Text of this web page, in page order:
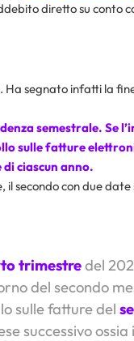
diretto su conto
Ha segnato infatti la
semestrale. Se
sulle fatture
ciascun anno.
secondo con due date
trimestredel
del secondo
sulle fatture del
successivo ossia